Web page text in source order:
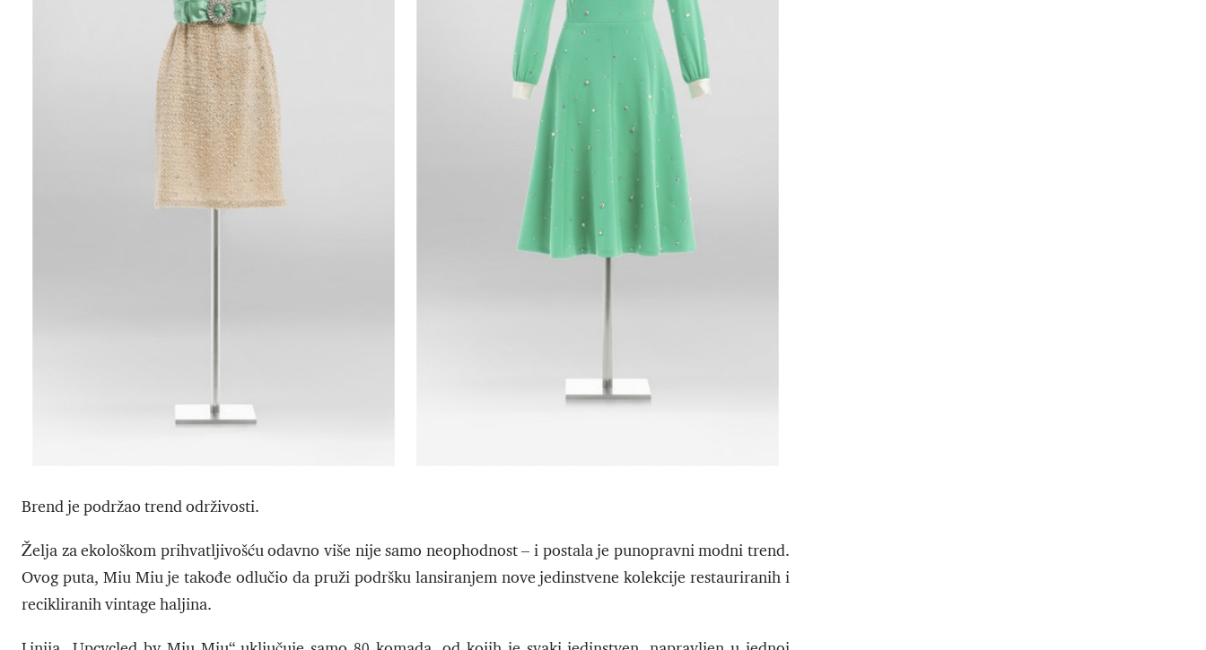
Brend je podržao trend održivosti.
Želja za ekološkom prihvatljivošću odavno više nije samo neophodnost – i postala je punopravni modni trend.
Ovog puta, Miu Miu je takođe odlučio da pruži podršku lansiranjem nove jedinstvene kolekcije restauriranih i
recikliranih vintage haljina.